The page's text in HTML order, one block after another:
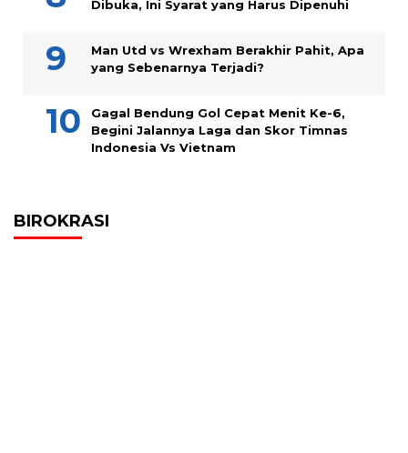
Dibuka, Ini Syarat yang Harus Dipenuhi
Man Utd vs Wrexham Berakhir Pahit, Apa
yang Sebenarnya Terjadi?
Gagal Bendung Gol Cepat Menit Ke-6,
Begini Jalannya Laga dan Skor Timnas
Indonesia Vs Vietnam
BIROKRASI